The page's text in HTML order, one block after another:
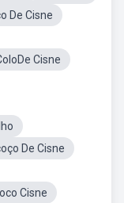
De Cisne
Cisne
De Cisne
Cisne